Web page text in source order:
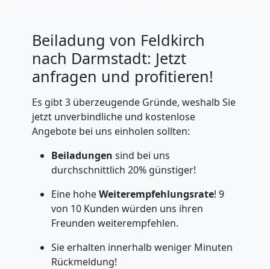
Beiladung von Feldkirch
nach Darmstadt: Jetzt
anfragen und profitieren!
Es gibt 3 überzeugende Gründe, weshalb Sie
jetzt unverbindliche und kostenlose
Angebote bei uns einholen sollten:
Beiladungen sind bei uns
durchschnittlich 20% günstiger!
Eine hoheWeiterempfehlungsrate! 9
von 10 Kunden würden uns ihren
Freunden weiterempfehlen.
Sie erhalten innerhalb weniger Minuten
Rückmeldung!